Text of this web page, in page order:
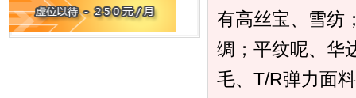
有高丝宝、雪纺
绸；平纹呢、华
毛、T/R弹力面